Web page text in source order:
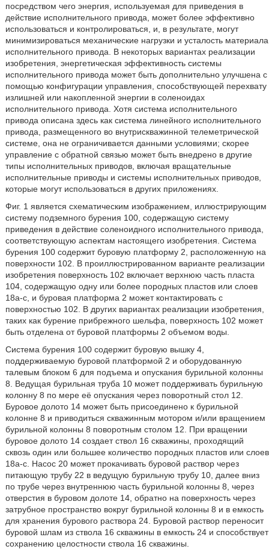
посредством чего энергия, используемая для приведения в
действие исполнительного привода, может более эффективно
использоваться и контролироваться, и, в результате, могут
минимизироваться механические нагрузки и усталость материала
исполнительного привода. В некоторых вариантах реализации
изобретения, энергетическая эффективность системы
исполнительного привода может быть дополнительно улучшена с
помощью конфигурации управления, способствующей перехвату
излишней или накопленной энергии в соленоидах
исполнительного привода. Хотя система исполнительного
привода описана здесь как система линейного исполнительного
привода, размещенного во внутрискважинной телеметрической
системе, она не ограничивается данными условиями; скорее
управление с обратной связью может быть внедрено в другие
типы исполнительных приводов, включая вращательные
исполнительные приводы и системы исполнительных приводов,
которые могут использоваться в других приложениях.
Фиг. 1 является схематическим изображением, иллюстрирующим
систему подземного бурения 100, содержащую систему
приведения в действие соленоидного исполнительного привода,
соответствующую аспектам настоящего изобретения. Система
бурения 100 содержит буровую платформу 2, расположенную на
поверхности 102. В проиллюстрированном варианте реализации
изобретения поверхность 102 включает верхнюю часть пласта
104, содержащую одну или более породных пластов или слоев
18a-с, и буровая платформа 2 может контактировать с
поверхностью 102. В других вариантах реализации изобретения,
таких как бурение прибрежного шельфа, поверхность 102 может
быть отделена от буровой платформы 2 объемом воды.
Система бурения 100 содержит буровую вышку 4,
поддерживаемую буровой платформой 2 и оборудованную
талевым блоком 6 для подъема и опускания бурильной колонны
8. Ведущая бурильная труба 10 может поддерживать бурильную
колонну 8 по мере её опускания через поворотный стол 12.
Буровое долото 14 может быть присоединено к бурильной
колонне 8 и приводиться скважинным мотором и/или вращением
бурильной колонны 8 поворотным столом 12. При вращении
буровое долото 14 создает ствол 16 скважины, проходящий
сквозь один или большее количество породных пластов или слоев
18a-с. Насос 20 может прокачивать буровой раствор через
питающую трубу 22 в ведущую бурильную трубу 10, далее вниз
по трубе через внутреннюю часть бурильной колонны 8, через
отверстия в буровом долоте 14, обратно на поверхность через
затрубное пространство вокруг бурильной колонны 8 и в емкость
для хранения бурового раствора 24. Буровой раствор переносит
буровой шлам из ствола 16 скважины в емкость 24 и способствует
сохранению целостности ствола 16 скважины.